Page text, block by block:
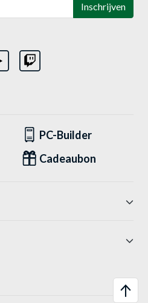
Inschrijven
PC-Builder
Cadeaubon